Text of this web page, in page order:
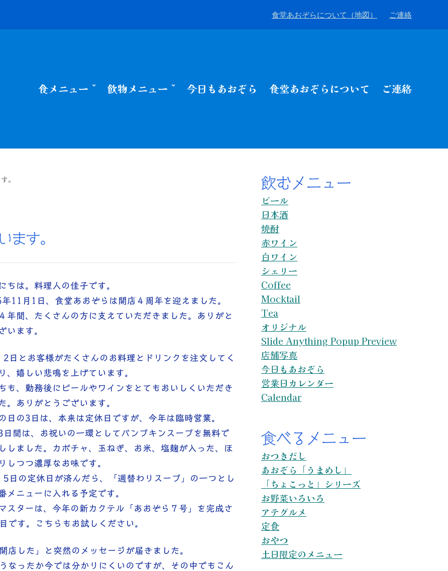
食堂あおぞらについて（地図） ご連絡
食メニュー 飲物メニュー 今日もあおぞら 食堂あおぞらについて ご連絡
。
ます。
ちは。料理人の佳子です。
11月1日、食堂あおぞらは開店４周年を迎えました。
年間、たくさんの方に支えていただきました。ありがと
います。
2日とお客様がたくさんのお料理とドリンクを注文してく
、嬉しい悲鳴を上げています。
も、勤務後にビールやワインをとてもおいしくいただき
。ありがとうございます。
日の3日は、本来は定休日ですが、今年は臨時営業。
日間は、お祝いの一環としてパンプキンスープを無料で
しました。カボチャ、玉ねぎ、お米、塩麹が入った、ほ
しつつ濃厚なお味です。
5日の定休日が済んだら、「週替わりスープ」の一つとし
メニューに入れる予定です。
スターは、今年の新カクテル「あおぞら７号」を完成さ
です。こちらもお試しください。
店した」と突然のメッセージが届きました。
なったか今では分かりにくいのですが、その中でもこん
飲むメニュー
ビール
日本酒
焼酎
赤ワイン
白ワイン
シェリー
Coffee
Mocktail
Tea
オリジナル
Slide Anything Popup Preview
店舗写真
今日もあおぞら
営業日カレンダー
Calendar
食べるメニュー
おつきだし
あおぞら「うまめし」
「ちょこっと」シリーズ
お野菜いろいろ
アテグルメ
定食
おやつ
土日限定のメニュー